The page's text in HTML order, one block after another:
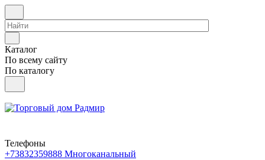
Каталог
По всему сайту
По каталогу
Телефоны
+73832359888 Многоканальный